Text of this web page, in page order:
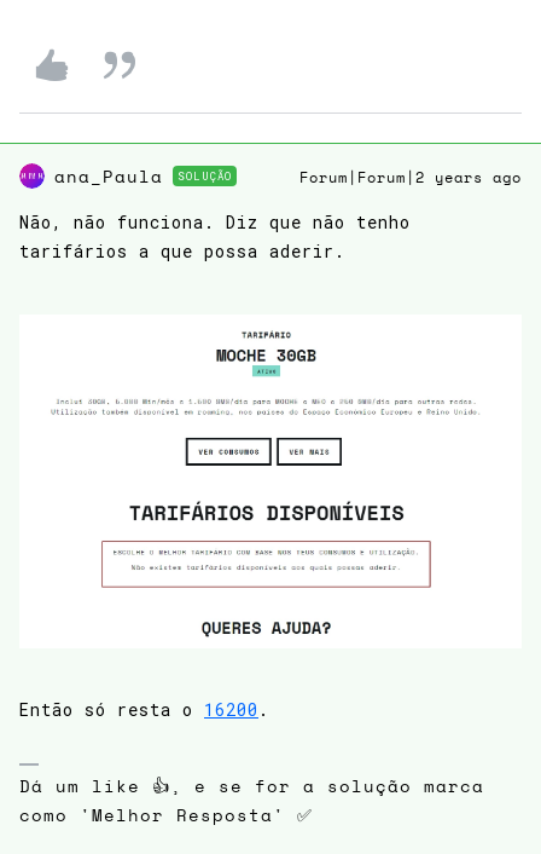
ana_Paula SOLUÇÃO Forum|Forum|2 years ago
Não, não funciona. Diz que não tenho
tarifários a que possa aderir.
Então só resta o 16200 .
Dá um like 👍, e se for a solução marca
como 'Melhor Resposta' ✅